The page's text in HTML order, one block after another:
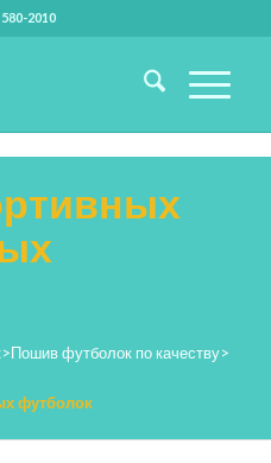
2010
>Пошив футболок по качеству>
футболок